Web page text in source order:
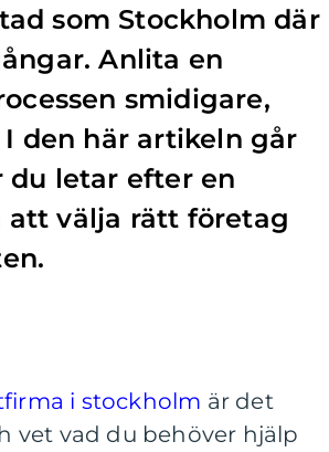
som Stockholm där
Anlita en
smidigare,
den här artikeln går
du letar efter en
välja rätt företag
i stockholm är det
vet vad du behöver hjälp